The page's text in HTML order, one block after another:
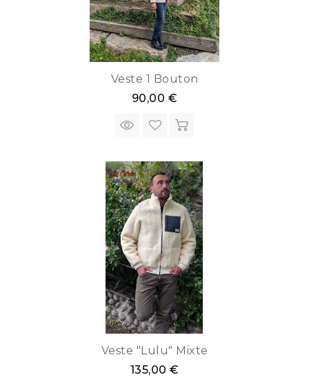
Veste 1 Bouton
90,00 €
Veste "Lulu" Mixte
135,00 €